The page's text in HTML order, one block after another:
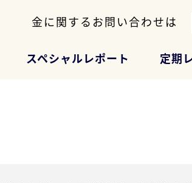
金に関するお問い合わせは
スペシャルレポート 定期